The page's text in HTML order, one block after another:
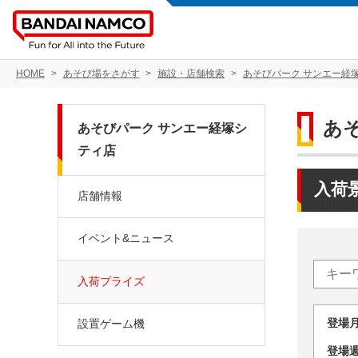
HOME あそび場をさがす 施設・店舗検索 あそびパーク サンエー経
あ
入荷
登
登
あそびパーク サンエー経塚シ
ティ店
店舗情報
イベント&ニュース
入荷プライズ
設置ゲーム機